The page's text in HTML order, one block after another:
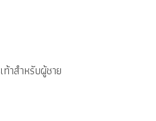
ท้าสำหรับผู้ชาย